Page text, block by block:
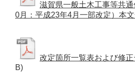
滋賀県一般土木工事等共
0月：平成23年4月一部改定）本
改定箇所一覧表および修正
B)